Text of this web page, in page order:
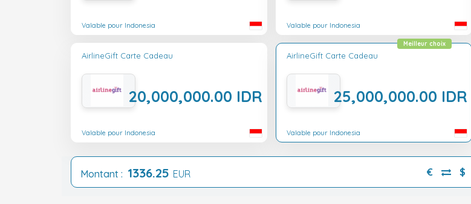
Valable pour Indonesia Valable pour Indonesia
AirlineGift Carte Cadeau
20,000,000.00 IDR
Valable pour Indonesia
AirlineGift Carte Cadeau
25,000,000.00 IDR
Meilleur choix
Valable pour Indonesia
Montant : 1336.25 EUR € $